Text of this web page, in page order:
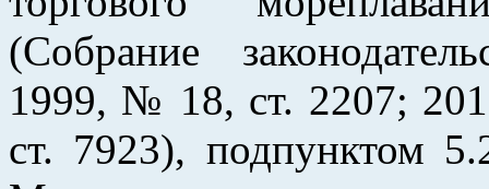
(Собрание
1999, № 18, ст. 2207;
ст. 7923), подпунктом